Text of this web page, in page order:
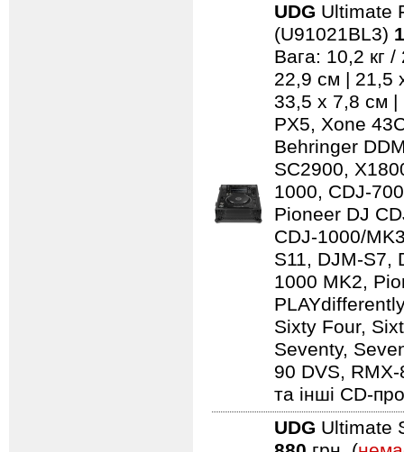
UDG Ultimate
(U91021BL3)
Вага: 10,2 кг
22,9 см | 21,5
33,5 x 7,8 см |
PX5, Xone
Behringer
SC2900,
1000, CDJ-
Pioneer DJ
CDJ-1000/
S11, DJM-S7,
1000 MK2,
Sixty Four,
Seventy,
90 DVS,
та інші CD-
UDG Ultimate